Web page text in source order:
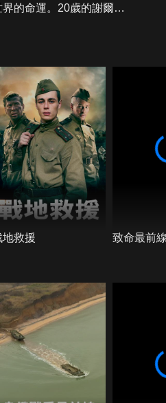
的命運。20歲的謝爾蓋
兵罪。僅僅因為這三小
有人都知道這樣的懲罰
否會為他停下，特赦令
地救援 致命最前